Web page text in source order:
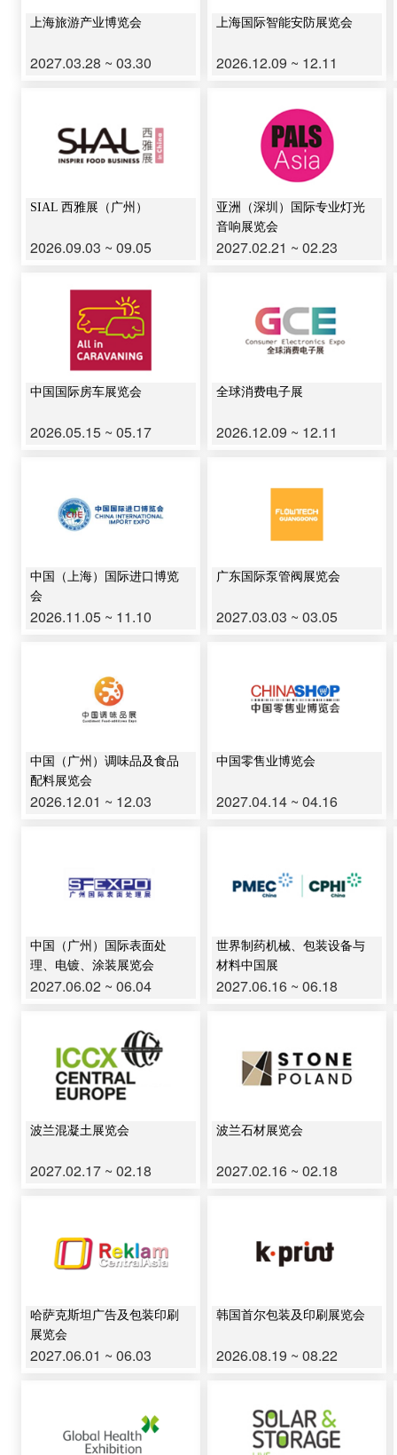
上海旅游产业博览会
2027.03.28 ~ 03.30
上海国际智能安防展览会
2026.12.09 ~ 12.11
SIAL 西雅展（广州）
2026.09.03 ~ 09.05
亚洲（深圳）国际专业灯光
音响展览会
2027.02.21 ~ 02.23
中国国际房车展览会
2026.05.15 ~ 05.17
全球消费电子展
2026.12.09 ~ 12.11
中国（上海）国际进口博览
会
2026.11.05 ~ 11.10
广东国际泵管阀展览会
2027.03.03 ~ 03.05
中国（广州）调味品及食品
配料展览会
2026.12.01 ~ 12.03
中国零售业博览会
2027.04.14 ~ 04.16
中国（广州）国际表面处
理、电镀、涂装展览会
2027.06.02 ~ 06.04
世界制药机械、包装设备与
材料中国展
2027.06.16 ~ 06.18
波兰混凝土展览会
2027.02.17 ~ 02.18
波兰石材展览会
2027.02.16 ~ 02.18
哈萨克斯坦广告及包装印刷
展览会
2027.06.01 ~ 06.03
韩国首尔包装及印刷展览会
2026.08.19 ~ 08.22